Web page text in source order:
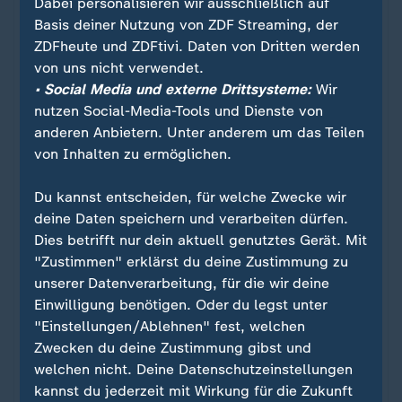
Ein Klick für den Datenschutz
Für die Darstellung von ZDFheute Infografiken
nutzen wir die Software von Datawrapper. Erst
wenn Sie hier klicken, werden die Grafiken
nachgeladen. Ihre IP-Adresse wird dabei an
Über den Datenschutz von Datawrapper
können Sie sich auf der Seite des Anbieters
informieren. Um Ihre künftigen Besuche zu
erleichtern, speichern wir Ihre Zustimmung in
denDatenschutzeinstellungen. Ihre
Zustimmung können Sie im Bereich „Meine
News“ jederzeit widerrufen.
Infografiken anzeigen
Basis deiner Nutzung von ZDF Streaming, der
ZDFheute und ZDFtivi. Daten von Dritten werden
von uns nicht verwendet.
• Social Media und externe Drittsysteme:Wir
nutzen Social-Media-Tools und Dienste von
anderen Anbietern. Unter anderem um das Teilen
von Inhalten zu ermöglichen.
Du kannst entscheiden, für welche Zwecke wir
deine Daten speichern und verarbeiten dürfen.
Dies betrifft nur dein aktuell genutztes Gerät. Mit
"Zustimmen" erklärst du deine Zustimmung zu
unserer Datenverarbeitung, für die wir deine
Einwilligung benötigen. Oder du legst unter
"Einstellungen/Ablehnen" fest, welchen
Zwecken du deine Zustimmung gibst und
welchen nicht. Deine Datenschutzeinstellungen
kannst du jederzeit mit Wirkung für die Zukunft